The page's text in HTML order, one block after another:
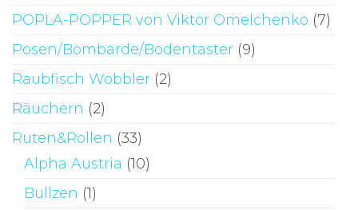
POPLA-POPPER von Viktor Omelchenko (7)
Posen/Bombarde/Bodentaster (9)
Raubfisch Wobbler (2)
Räuchern (2)
Ruten&Rollen (33)
Alpha Austria (10)
Bullzen (1)